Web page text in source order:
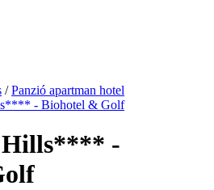
/Panzió apartman hotel
- Biohotel & Golf
Hills**** -